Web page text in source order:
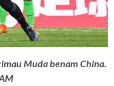
Muda benam China.